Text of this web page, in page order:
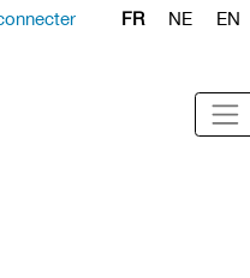
FR NE EN